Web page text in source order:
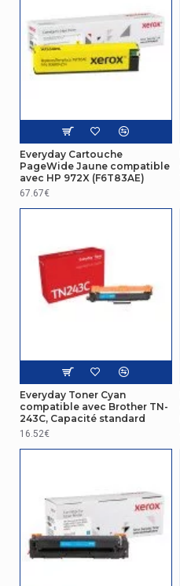
Original
Everyday Cartouche
PageWide Jaune compatible
avec HP 972X (F6T83AE)
67.67€
Everyday Toner Cyan
compatible avec Brother TN-
243C, Capacité standard
16.52€